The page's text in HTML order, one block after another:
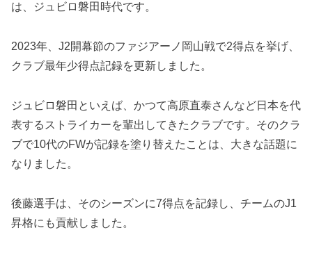
は、ジュビロ磐田時代です。
2023年、J2開幕節のファジアーノ岡山戦で2得点を挙げ、
クラブ最年少得点記録を更新しました。
ジュビロ磐田といえば、かつて高原直泰さんなど日本を代
表するストライカーを輩出してきたクラブです。そのクラ
ブで10代のFWが記録を塗り替えたことは、大きな話題に
なりました。
後藤選手は、そのシーズンに7得点を記録し、チームのJ1
昇格にも貢献しました。